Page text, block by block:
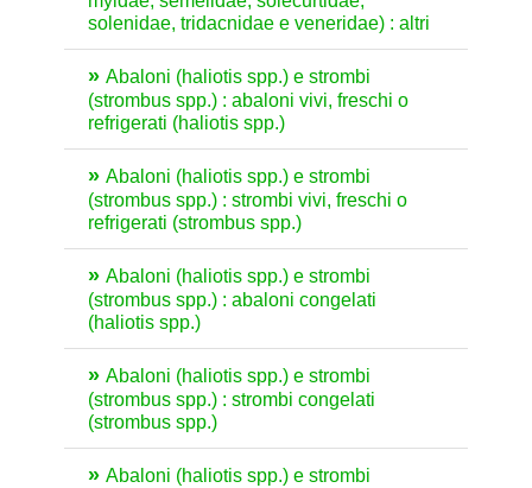
solenidae, tridacnidae e veneridae) : altri
Abaloni (haliotis spp.) e strombi
(strombus spp.) : abaloni vivi, freschi o
refrigerati (haliotis spp.)
Abaloni (haliotis spp.) e strombi
(strombus spp.) : strombi vivi, freschi o
refrigerati (strombus spp.)
Abaloni (haliotis spp.) e strombi
(strombus spp.) : abaloni congelati
(haliotis spp.)
Abaloni (haliotis spp.) e strombi
(strombus spp.) : strombi congelati
(strombus spp.)
Abaloni (haliotis spp.) e strombi